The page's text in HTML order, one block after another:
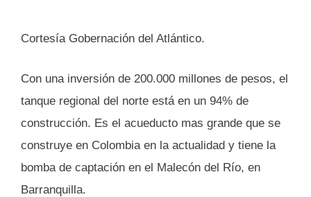
Cortesía Gobernación del Atlántico.
Con una inversión de 200.000 millones de pesos, el
tanque regional del norte está en un 94% de
construcción. Es el acueducto mas grande que se
construye en Colombia en la actualidad y tiene la
bomba de captación en el Malecón del Río, en
Barranquilla.